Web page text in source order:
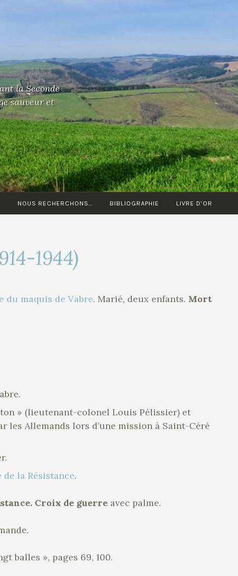
la Seconde
sauveur et
NOUS RECHERCHONS… BIBLIOGRAPHIE LIVRE D’OR
1944)
du maquis de Vabre. Marié, deux enfants. Mort
» (lieutenant-colonel Louis Pélissier) et
les Allemands lors d’une mission à Saint-Céré
la Résistance.
Croix de guerre avec palme.
balles », pages 69, 100.